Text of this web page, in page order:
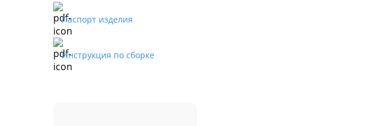
Паспорт изделия
Инструкция по сборке